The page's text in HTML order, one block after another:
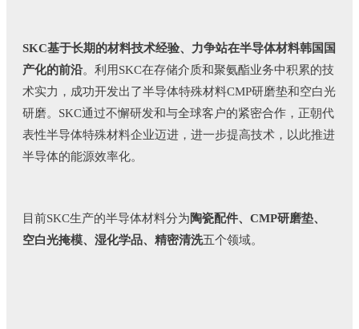
SKC基于长期的材料技术经验、力争站在半导体材料韩国国
产化的前沿。利用SKC在存储介质和聚氨酯业务中积累的技
术实力，成功开发出了半导体特殊材料CMP研磨垫和空白光
研磨。SKC通过不懈研发和与全球客户的紧密合作，正朝代
表性半导体特殊材料企业迈进，进一步提高技术，以此推进
半导体的能源效率化。
目前SKC生产的半导体材料分为陶瓷配件、CMP研磨垫、
空白光掩模、湿化学品、精密清洗五个领域。